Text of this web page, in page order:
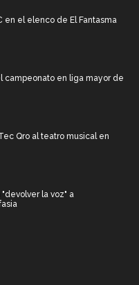
en el elenco de El Fantasma
campeonato en liga mayor de
Qro al teatro musical en
la voz" a